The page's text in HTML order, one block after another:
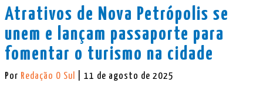
Atrativos de Nova Petrópolis se
unem e lançam passaporte para
fomentar o turismo na cidade
Por Redação O Sul | 11 de agosto de 2025